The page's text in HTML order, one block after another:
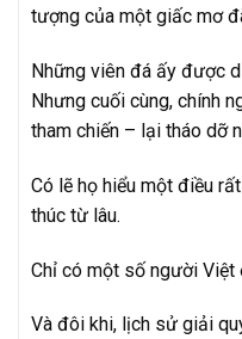
tượng của một giấc mơ
Những viên đá ấy được
Nhưng cuối cùng, chính
tham chiến – lại tháo dỡ
Có lẽ họ hiểu một điều
thúc từ lâu.
Chỉ có một số người Việt
Và đôi khi, lịch sử giải